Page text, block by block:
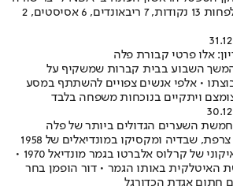
סטטיסטית מרשימה של לפחות 13 נקודות, 7 ריבאונדים, 6 אסיסטים, 2
אלו פרטי קבורת פלה
השבוע בבית קברות שמשקיף על
• אלפי אנשים צפויים להשתתף במסע
ויתקיים בנוכחות משפחה בלבד
השערים הגדולים ביותר של פלה
הכיבושים המרהיבים מול צרפת, שבדיה ומקסיקו במונדיאלים של 1958
ו־1962 • הבישול לשער האיקוני של קרלוס אלברטו בגמר מונדיאל 1970 •
האיטלקית באותו הגמר • דור הופמן בחר
חתום אגדת הכדורגל